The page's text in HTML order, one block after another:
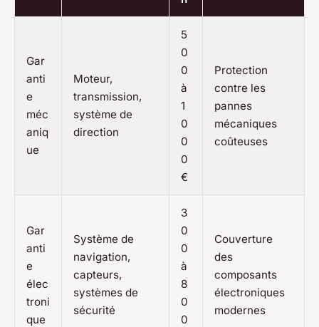
Gar
anti
e
méc
aniq
ue
Moteur,
transmission,
système de
direction
5
0
0
à
1
0
0
0
€
Protection
contre les
pannes
mécaniques
coûteuses
Gar
anti
e
élec
troni
que
Système de
navigation,
capteurs,
systèmes de
sécurité
3
0
0
à
8
0
0
Couverture
des
composants
électroniques
modernes